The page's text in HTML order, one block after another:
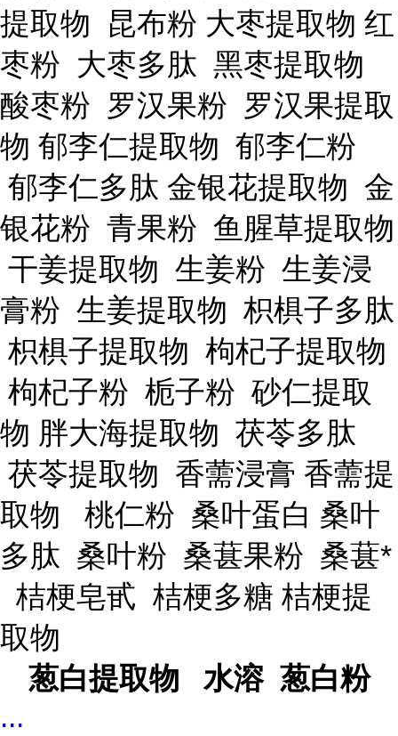
提取物 昆布粉 大枣提取物 红
枣粉 大枣多肽 黑枣提取物
酸枣粉 罗汉果粉 罗汉果提取
物 郁李仁提取物 郁李仁粉
郁李仁多肽 金银花提取物 金
银花粉 青果粉 鱼腥草提取物
干姜提取物 生姜粉 生姜浸
膏粉 生姜提取物 枳椇子多肽
枳椇子提取物 枸杞子提取物
枸杞子粉 栀子粉 砂仁提取
物 胖大海提取物 茯苓多肽
茯苓提取物 香薷浸膏 香薷提
取物 桃仁粉 桑叶蛋白 桑叶
多肽 桑叶粉 桑葚果粉 桑葚*
桔梗皂甙 桔梗多糖 桔梗提
取物
葱白提取物 水溶 葱白粉
...